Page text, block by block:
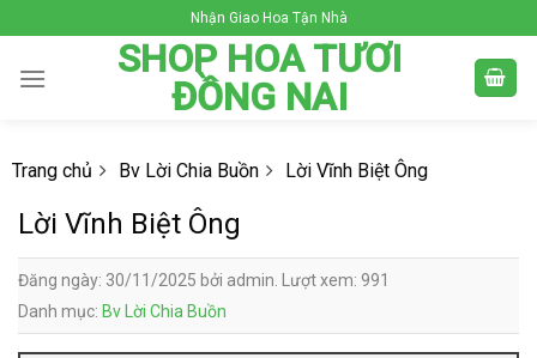
to
content
Nhận Giao Hoa Tận Nhà
SHOP HOA TƯƠI
ĐỒNG NAI
Trang chủ Bv Lời Chia Buồn Lời Vĩnh Biệt Ông
Lời Vĩnh Biệt Ông
Đăng ngày: 30/11/2025 bởi admin. Lượt xem: 991
Danh mục: Bv Lời Chia Buồn